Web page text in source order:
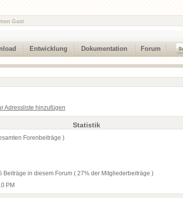
Gast
Entwicklung Dokumentation Forum
Adressliste hinzufügen
Statistik
Forenbeiträge )
Beiträge in diesem Forum ( 27% der Mitgliederbeiträge )
PM